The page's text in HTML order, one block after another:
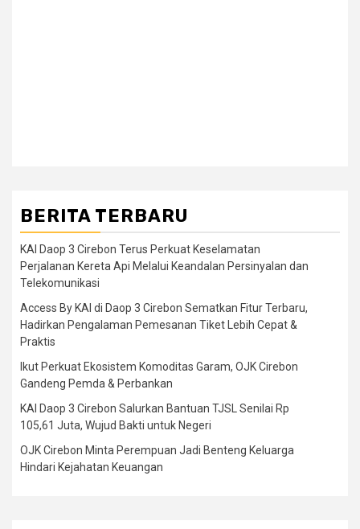
BERITA TERBARU
KAI Daop 3 Cirebon Terus Perkuat Keselamatan
Perjalanan Kereta Api Melalui Keandalan Persinyalan dan
Telekomunikasi
Access By KAI di Daop 3 Cirebon Sematkan Fitur Terbaru,
Hadirkan Pengalaman Pemesanan Tiket Lebih Cepat &
Praktis
Ikut Perkuat Ekosistem Komoditas Garam, OJK Cirebon
Gandeng Pemda & Perbankan
KAI Daop 3 Cirebon Salurkan Bantuan TJSL Senilai Rp
105,61 Juta, Wujud Bakti untuk Negeri
OJK Cirebon Minta Perempuan Jadi Benteng Keluarga
Hindari Kejahatan Keuangan